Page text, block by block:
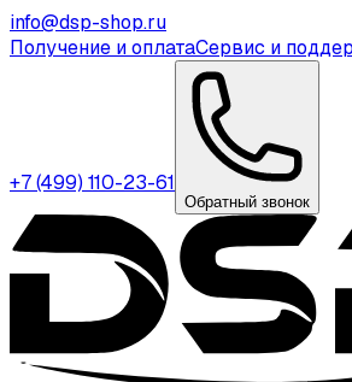
info@dsp-shop.ru
Получение и оплатаСервис и
+7 (499) 110-23-61
Обратный звонок